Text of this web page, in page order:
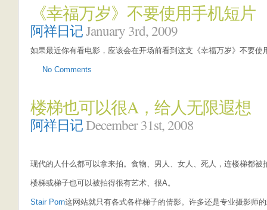
《幸福万岁》不要使用手机短片
阿祥日记January 3rd, 2009
如果最近你有看电影，应该会在开场前看到这支《幸福万岁》不要使
No Comments
楼梯也可以很A，给人无限遐想
阿祥日记December 31st, 2008
现代的人什么都可以拿来拍。食物、男人、女人、死人，连楼梯都被
楼梯或梯子也可以被拍得很有艺术、很A。
Stair Porn这网站就只有各式各样梯子的倩影。许多还是专业摄影师